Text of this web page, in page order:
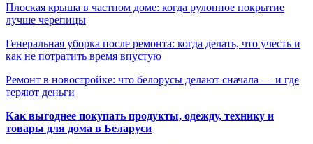
Плоская крыша в частном доме: когда рулонное покрытие
лучше черепицы
Генеральная уборка после ремонта: когда делать, что учесть и
как не потратить время впустую
Ремонт в новостройке: что белорусы делают сначала — и где
теряют деньги
Как выгоднее покупать продукты, одежду, технику и
товары для дома в Беларуси